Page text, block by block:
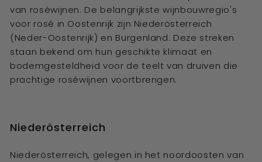
van roséwijnen. De belangrijkste wijnbouwregio's
voor rosé in Oostenrijk zijn Niederösterreich
(Neder-Oostenrijk) en Burgenland. Deze streken
staan bekend om hun geschikte klimaat en
bodemgesteldheid voor de teelt van druiven die
prachtige roséwijnen voortbrengen.
Niederösterreich
Niederösterreich, gelegen in het noordoosten van